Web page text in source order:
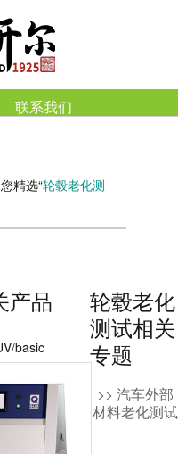
联系我们
精选“轮毂老化测
产品
basic
轮毂老化
测试相关
专题
>> 汽车外部
材料老化测试